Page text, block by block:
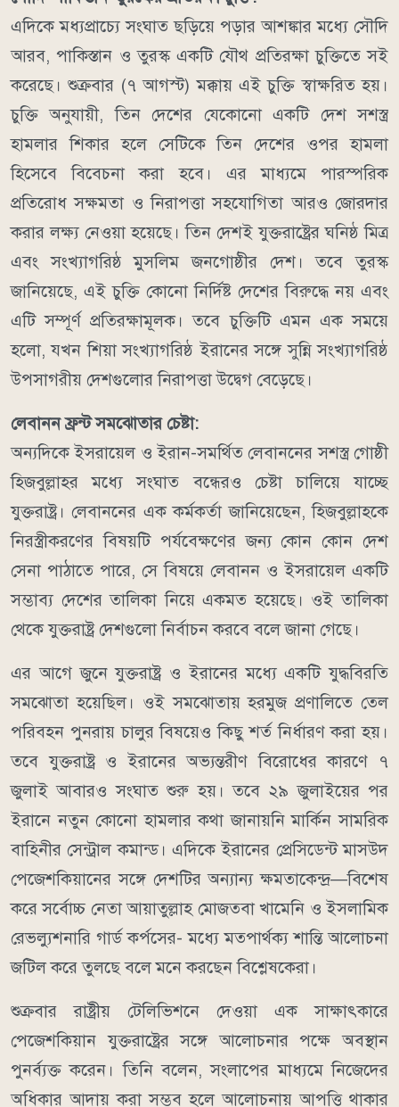
এদিকে মধ্যপ্রাচ্যে সংঘাত ছড়িয়ে পড়ার আশঙ্কার মধ্যে সৌদি
আরব, পাকিস্তান ও তুরস্ক একটি যৌথ প্রতিরক্ষা চুক্তিতে সই
করেছে। শুক্রবার (৭ আগস্ট) মক্কায় এই চুক্তি স্বাক্ষরিত হয়।
চুক্তি অনুযায়ী, তিন দেশের যেকোনো একটি দেশ সশস্ত্র
হামলার শিকার হলে সেটিকে তিন দেশের ওপর হামলা
হিসেবে বিবেচনা করা হবে। এর মাধ্যমে পারস্পরিক
প্রতিরোধ সক্ষমতা ও নিরাপত্তা সহযোগিতা আরও জোরদার
করার লক্ষ্য নেওয়া হয়েছে।তিন দেশই যুক্তরাষ্ট্রের ঘনিষ্ঠ মিত্র
এবং সংখ্যাগরিষ্ঠ মুসলিম জনগোষ্ঠীর দেশ। তবে তুরস্ক
জানিয়েছে, এই চুক্তি কোনো নির্দিষ্ট দেশের বিরুদ্ধে নয় এবং
এটি সম্পূর্ণ প্রতিরক্ষামূলক।তবে চুক্তিটি এমন এক সময়ে
হলো, যখন শিয়া সংখ্যাগরিষ্ঠ ইরানের সঙ্গে সুন্নি সংখ্যাগরিষ্ঠ
উপসাগরীয় দেশগুলোর নিরাপত্তা উদ্বেগ বেড়েছে।
লেবানন ফ্রন্ট সমঝোতার চেষ্টা:
অন্যদিকে ইসরায়েল ও ইরান-সমর্থিত লেবাননের সশস্ত্র গোষ্ঠী
হিজবুল্লাহর মধ্যে সংঘাত বন্ধেরও চেষ্টা চালিয়ে যাচ্ছে
যুক্তরাষ্ট্র। লেবাননের এক কর্মকর্তা জানিয়েছেন, হিজবুল্লাহকে
নিরস্ত্রীকরণের বিষয়টি পর্যবেক্ষণের জন্য কোন কোন দেশ
সেনা পাঠাতে পারে, সে বিষয়ে লেবানন ও ইসরায়েল একটি
সম্ভাব্য দেশের তালিকা নিয়ে একমত হয়েছে। ওই তালিকা
থেকে যুক্তরাষ্ট্র দেশগুলো নির্বাচন করবে বলে জানা গেছে।
এর আগে জুনে যুক্তরাষ্ট্র ও ইরানের মধ্যে একটি যুদ্ধবিরতি
সমঝোতা হয়েছিল। ওই সমঝোতায় হরমুজ প্রণালিতে তেল
পরিবহন পুনরায় চালুর বিষয়েও কিছু শর্ত নির্ধারণ করা হয়।
তবে যুক্তরাষ্ট্র ও ইরানের অভ্যন্তরীণ বিরোধের কারণে ৭
জুলাই আবারও সংঘাত শুরু হয়।তবে ২৯ জুলাইয়ের পর
ইরানে নতুন কোনো হামলার কথা জানায়নি মার্কিন সামরিক
বাহিনীর সেন্ট্রাল কমান্ড। এদিকে ইরানের প্রেসিডেন্ট মাসউদ
পেজেশকিয়ানের সঙ্গে দেশটির অন্যান্য ক্ষমতাকেন্দ্র—বিশেষ
করে সর্বোচ্চ নেতা আয়াতুল্লাহ মোজতবা খামেনি ও ইসলামিক
রেভল্যুশনারি গার্ড কর্পসের- মধ্যে মতপার্থক্য শান্তি আলোচনা
জটিল করে তুলছে বলে মনে করছেন বিশ্লেষকেরা।
শুক্রবার রাষ্ট্রীয় টেলিভিশনে দেওয়া এক সাক্ষাৎকারে
পেজেশকিয়ান যুক্তরাষ্ট্রের সঙ্গে আলোচনার পক্ষে অবস্থান
পুনর্ব্যক্ত করেন। তিনি বলেন, সংলাপের মাধ্যমে নিজেদের
অধিকার আদায় করা সম্ভব হলে আলোচনায় আপত্তি থাকার